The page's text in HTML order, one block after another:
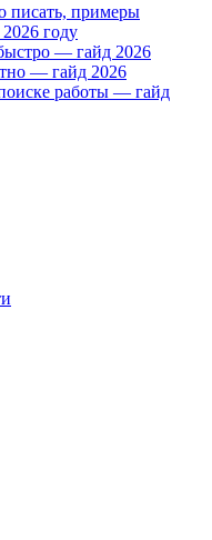
писать, примеры
году
— гайд 2026
— гайд 2026
работы — гайд